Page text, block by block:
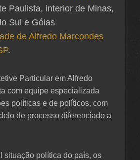
Paulista, interior de Minas,
Sul e Góias
de Alfredo Marcondes
.
Particular em Alfredo
com equipe especializada
políticas e de políticos, com
de processo diferenciado a
situação política do país, os